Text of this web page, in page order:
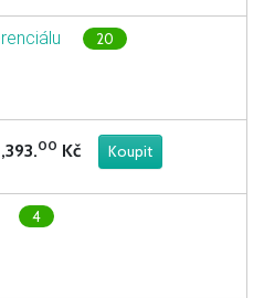
20
00 Kč
4